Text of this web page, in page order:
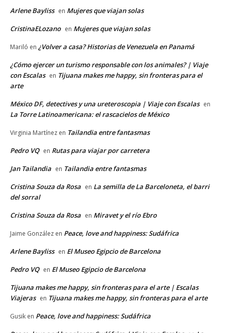
Arlene Bayliss en Mujeres que viajan solas
CristinaELozano en Mujeres que viajan solas
Mariló en ¿Volver a casa? Historias de Venezuela en Panamá
¿Cómo ejercer un turismo responsable con los animales? | Viaje
con Escalas en Tijuana makes me happy, sin fronteras para el
arte
México DF, detectives y una ureteroscopia | Viaje con Escalas en
La Torre Latinoamericana: el rascacielos de México
Virginia Martínez en Tailandia entre fantasmas
Pedro VQ en Rutas para viajar por carretera
Jan Tailandia en Tailandia entre fantasmas
Cristina Souza da Rosa en La semilla de La Barceloneta, el barri
del sorral
Cristina Souza da Rosa en Miravet y el río Ebro
Jaime González en Peace, love and happiness: Sudáfrica
Arlene Bayliss en El Museo Egipcio de Barcelona
Pedro VQ en El Museo Egipcio de Barcelona
Tijuana makes me happy, sin fronteras para el arte | Escalas
Viajeras en Tijuana makes me happy, sin fronteras para el arte
Gusik en Peace, love and happiness: Sudáfrica